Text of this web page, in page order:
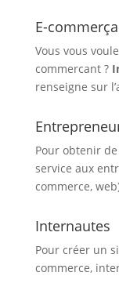
E-
Vous vous
commercant ?
renseigne sur
Pour obtenir
service aux
commerce,
Internautes
Pour créer un
commerce,